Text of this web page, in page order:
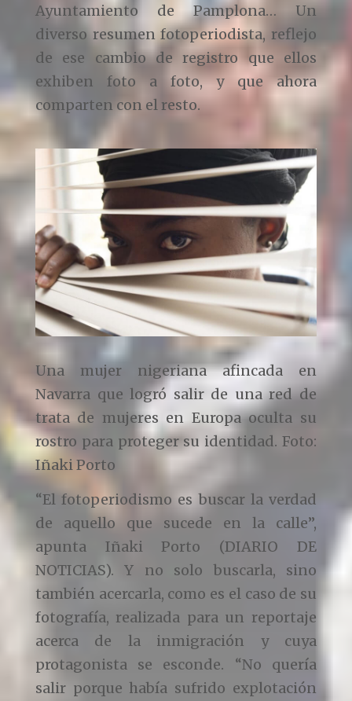
Ayuntamiento de Pamplona… Un
diverso resumen fotoperiodista, reflejo
de ese cambio de registro que ellos
exhiben foto a foto, y que ahora
comparten con el resto.
Una mujer nigeriana afincada en
Navarra que logró salir de una red de
trata de mujeres en Europa oculta su
rostro para proteger su identidad. Foto:
Iñaki Porto
“El fotoperiodismo es buscar la verdad
de aquello que sucede en la calle”,
apunta Iñaki Porto (DIARIO DE
NOTICIAS). Y no solo buscarla, sino
también acercarla, como es el caso de su
fotografía, realizada para un reportaje
acerca de la inmigración y cuya
protagonista se esconde. “No quería
salir porque había sufrido explotación